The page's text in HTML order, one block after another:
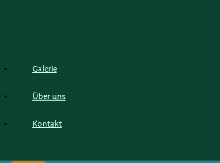
Galerie
Über uns
Kontakt